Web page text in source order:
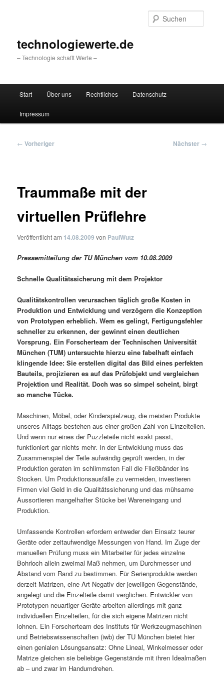
technologiewerte.de
– Technologie schafft Werte –
Start Über uns Rechtliches Datenschutz
Impressum
Beitragsnavigation
← Vorheriger Nächster →
Traummaße mit der
virtuellen Prüflehre
Veröffentlicht am 14.08.2009 von PaulWutz
Pressemitteilung der TU München vom 10.08.2009
Schnelle Qualitätssicherung mit dem Projektor
Qualitätskontrollen verursachen täglich große Kosten in
Produktion und Entwicklung und verzögern die Konzeption
von Prototypen erheblich. Wem es gelingt, Fertigungsfehler
schneller zu erkennen, der gewinnt einen deutlichen
Vorsprung. Ein Forscherteam der Technischen Universität
München (TUM) untersuchte hierzu eine fabelhaft einfach
klingende Idee: Sie erstellen digital das Bild eines perfekten
Bauteils, projizieren es auf das Prüfobjekt und vergleichen
Projektion und Realität. Doch was so simpel scheint, birgt
so manche Tücke.
Maschinen, Möbel, oder Kinderspielzeug, die meisten Produkte
unseres Alltags bestehen aus einer großen Zahl von Einzelteilen.
Und wenn nur eines der Puzzleteile nicht exakt passt,
funktioniert gar nichts mehr. In der Entwicklung muss das
Zusammenspiel der Teile aufwändig geprüft werden, in der
Produktion geraten im schlimmsten Fall die Fließbänder ins
Stocken. Um Produktionsausfälle zu vermeiden, investieren
Firmen viel Geld in die Qualitätssicherung und das mühsame
Aussortieren mangelhafter Stücke bei Wareneingang und
Produktion.
Umfassende Kontrollen erfordern entweder den Einsatz teurer
Geräte oder zeitaufwendige Messungen von Hand. Im Zuge der
manuellen Prüfung muss ein Mitarbeiter für jedes einzelne
Bohrloch allein zweimal Maß nehmen, um Durchmesser und
Abstand vom Rand zu bestimmen. Für Serienprodukte werden
derzeit Matrizen, eine Art Negativ der jeweiligen Gegenstände,
angelegt und die Einzelteile damit verglichen. Entwickler von
Prototypen neuartiger Geräte arbeiten allerdings mit ganz
individuellen Einzelteilen, für die sich eigene Matrizen nicht
lohnen. Ein Forscherteam des Instituts für Werkzeugmaschinen
und Betriebswissenschaften (iwb) der TU München bietet hier
einen genialen Lösungsansatz: Ohne Lineal, Winkelmesser oder
Matrize gleichen sie beliebige Gegenstände mit ihren Idealmaßen
ab – und zwar im Handumdrehen.